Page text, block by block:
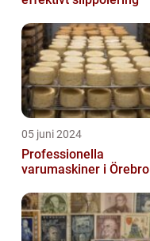
05 juni 2024
Professionella
varumaskiner i Örebro